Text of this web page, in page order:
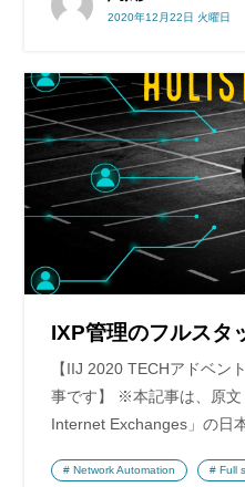
2020年12月22日 火曜日
IXP管理のフルスタ
【IIJ 2020 TECHアドベン
事です】 ※本記事は、原
Internet Exchanges」の日
Network Automation Full